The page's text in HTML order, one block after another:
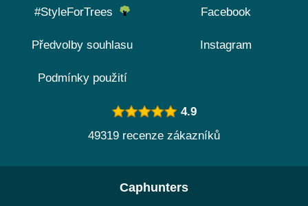
#StyleForTrees
Předvolby souhlasu
Podmínky použití
Facebook
Instagram
4.9
49319 recenze zákazníků
Caphunters